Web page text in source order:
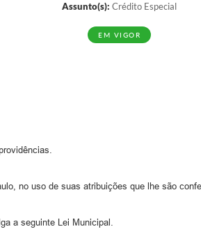
Assunto(s): Crédito Especial
EM VIGOR
no uso de suas atribuições que lhe são
a seguinte Lei Municipal.